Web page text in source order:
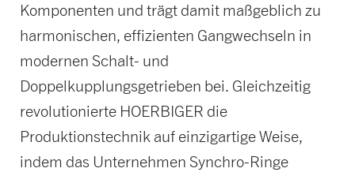
Komponenten und trägt damit maßgeblich zu
harmonischen, effizienten Gangwechseln in
modernen Schalt- und
Doppelkupplungsgetrieben bei. Gleichzeitig
revolutionierte HOERBIGER die
Produktionstechnik auf einzigartige Weise,
indem das Unternehmen Synchro-Ringe